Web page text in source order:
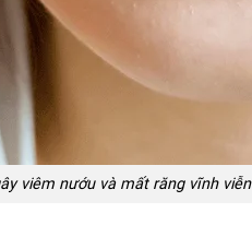
viêm nướu và mất răng vĩnh viễn